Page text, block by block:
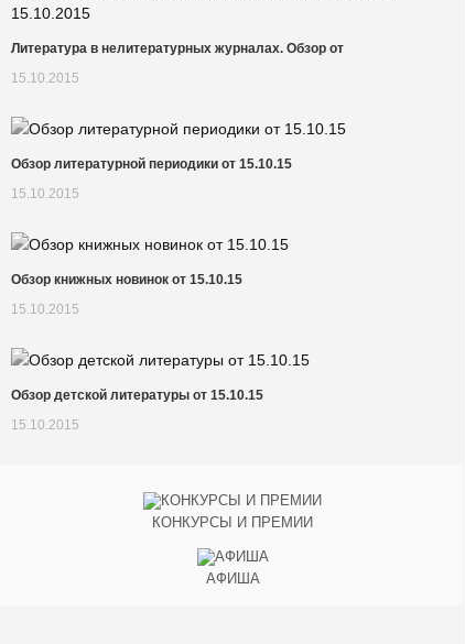
Литература в нелитературных журналах. Обзор от
15.10.2015
Обзор литературной периодики от 15.10.15
15.10.2015
Обзор книжных новинок от 15.10.15
15.10.2015
Обзор детской литературы от 15.10.15
15.10.2015
КОНКУРСЫ И ПРЕМИИ
АФИША